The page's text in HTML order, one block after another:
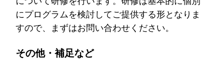
にプログラムを検討してご提供する形となりま
すので、まずはお問い合わせください。
その他・補足など